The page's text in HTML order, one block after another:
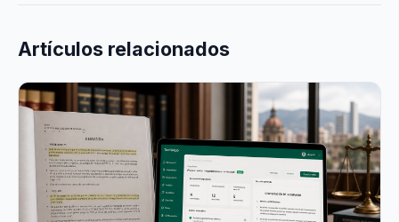
Artículos relacionados